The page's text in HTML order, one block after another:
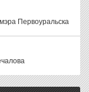
Первоуральска